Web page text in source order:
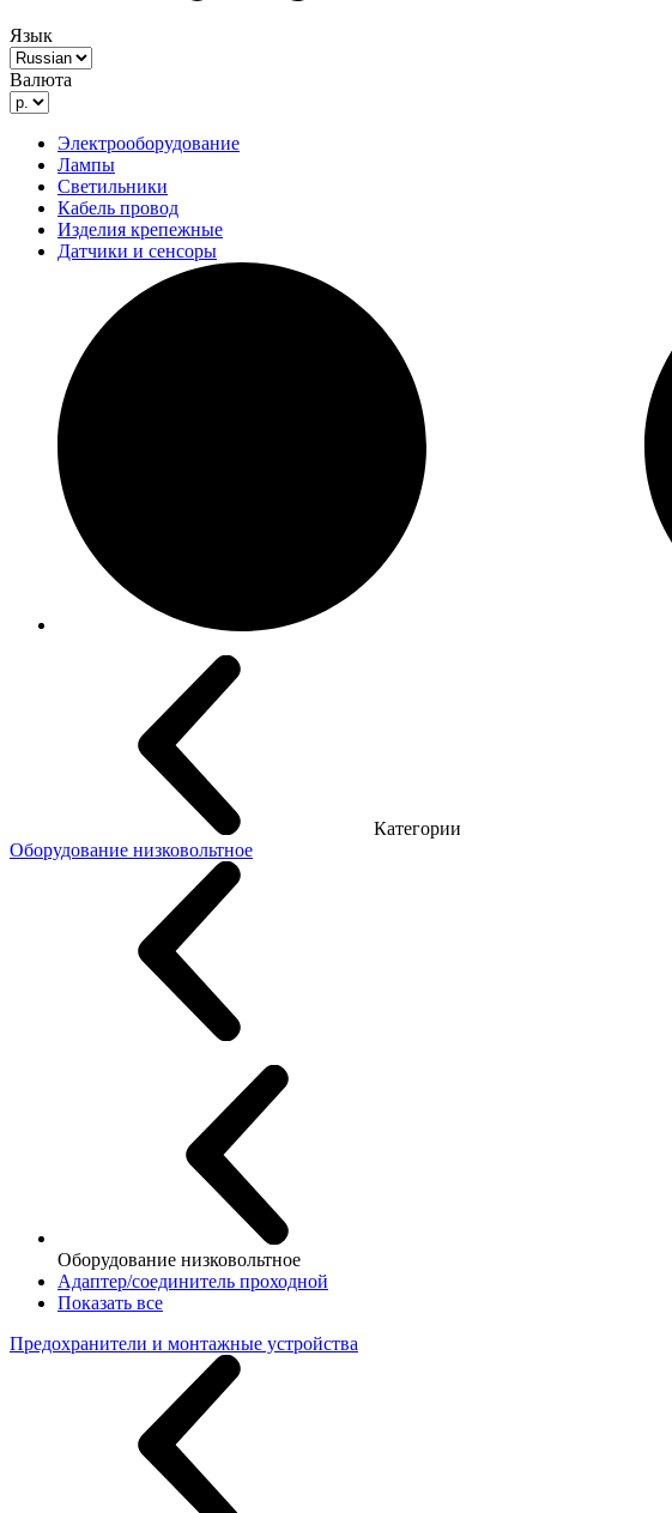
Язык
Валюта
Электрооборудование
Лампы
Светильники
Кабель провод
Изделия крепежные
Датчики и сенсоры
Категории
Оборудование низковольтное
Оборудование низковольтное
Адаптер/соединитель проходной
Показать все
Предохранители и монтажные устройства